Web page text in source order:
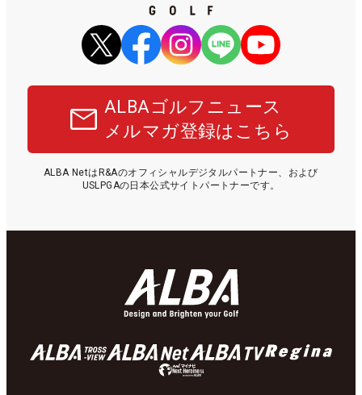
ALBAゴルフニュース
メルマガ登録はこちら
ALBA NetはR&Aのオフィシャルデジタルパートナー、および
USLPGAの日本公式サイトパートナーです。